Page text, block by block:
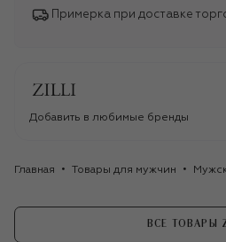
Примерка при доставке
Добавить в любимые бренды
Главная Товары для мужчин
ВСЕ ТОВАРЫ